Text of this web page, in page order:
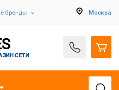
бренды Москва
СЕТИ